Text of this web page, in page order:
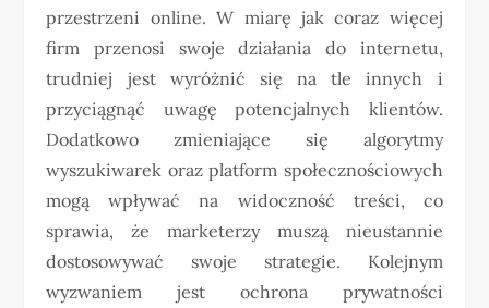
przestrzeni online. W miarę jak coraz więcej
firm przenosi swoje działania do internetu,
trudniej jest wyróżnić się na tle innych i
przyciągnąć uwagę potencjalnych klientów.
Dodatkowo zmieniające się algorytmy
wyszukiwarek oraz platform społecznościowych
mogą wpływać na widoczność treści, co
sprawia, że marketerzy muszą nieustannie
dostosowywać swoje strategie. Kolejnym
wyzwaniem jest ochrona prywatności